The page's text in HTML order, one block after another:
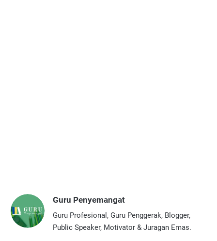
Guru Penyemangat
Guru Profesional, Guru Penggerak, Blogger,
Public Speaker, Motivator & Juragan Emas.